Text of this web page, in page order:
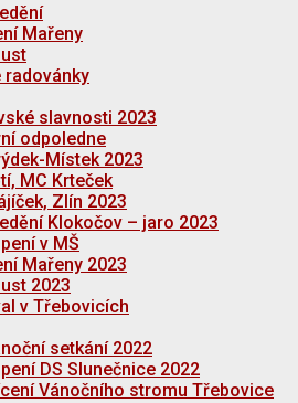
Mařeny
radovánky
slavnosti 2023
odpoledne
Místek 2023
MC Krteček
Zlín 2023
Klokočov – jaro 2023
v MŠ
Mařeny 2023
2023
v Třebovicích
setkání 2022
DS Slunečnice 2022
Vánočního stromu Třebovice